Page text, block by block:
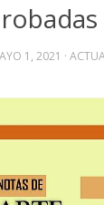
1, 2021 ·